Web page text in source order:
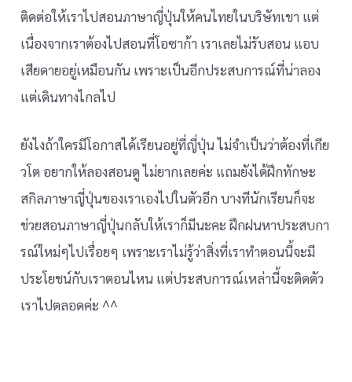
ติดต่อให้เราไปสอนภาษาญี่ปุ่นให้คนไทยในบริษัทเขา แต่
เนื่องจากเราต้องไปสอนที่โอซาก้า เราเลยไม่รับสอน แอบ
เสียดายอยู่เหมือนกัน เพราะเป็นอีกประสบการณ์ที่น่าลอง
แต่เดินทางไกลไป
ยังไงถ้าใครมีโอกาสได้เรียนอยู่ที่ญี่ปุ่น ไม่จำเป็นว่าต้องที่เกีย
วโต อยากให้ลองสอนดู ไม่ยากเลยค่ะ แถมยังได้ฝึกทักษะ
สกิลภาษาญี่ปุ่นของเราเองไปในตัวอีก บางทีนักเรียนก็จะ
ช่วยสอนภาษาญี่ปุ่นกลับให้เราก็มีนะคะ ฝึกฝนหาประสบกา
รณ์ใหม่ๆไปเรื่อยๆ เพราะเราไม่รู้ว่าสิ่งที่เราทำตอนนี้จะมี
ประโยชน์กับเราตอนไหน แต่ประสบการณ์เหล่านี้จะติดตัว
เราไปตลอดค่ะ ^^